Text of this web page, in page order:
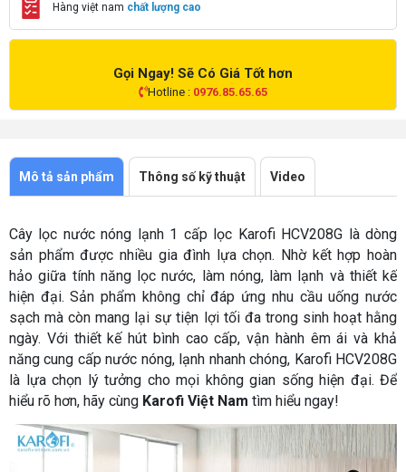
Hàng việt nam chất lượng cao
Gọi Ngay! Sẽ Có Giá Tốt hơn
Hotline : 0976.85.65.65
Mô tả sản phẩm Thông số kỹ thuật Video
Cây lọc nước nóng lạnh 1 cấp lọc Karofi HCV208G là dòng
sản phẩm được nhiều gia đình lựa chọn. Nhờ kết hợp hoàn
hảo giữa tính năng lọc nước, làm nóng, làm lạnh và thiết kế
hiện đại. Sản phẩm không chỉ đáp ứng nhu cầu uống nước
sạch mà còn mang lại sự tiện lợi tối đa trong sinh hoạt hằng
ngày. Với thiết kế hút bình cao cấp, vận hành êm ái và khả
năng cung cấp nước nóng, lạnh nhanh chóng, Karofi HCV208G
là lựa chọn lý tưởng cho mọi không gian sống hiện đại. Để
hiểu rõ hơn, hãy cùng Karofi Việt Nam tìm hiểu ngay!